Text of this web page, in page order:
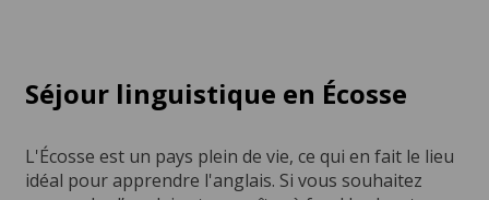
Séjour linguistique en Écosse
L'Écosse est un pays plein de vie, ce qui en fait le lieu
idéal pour apprendre l'anglais. Si vous souhaitez